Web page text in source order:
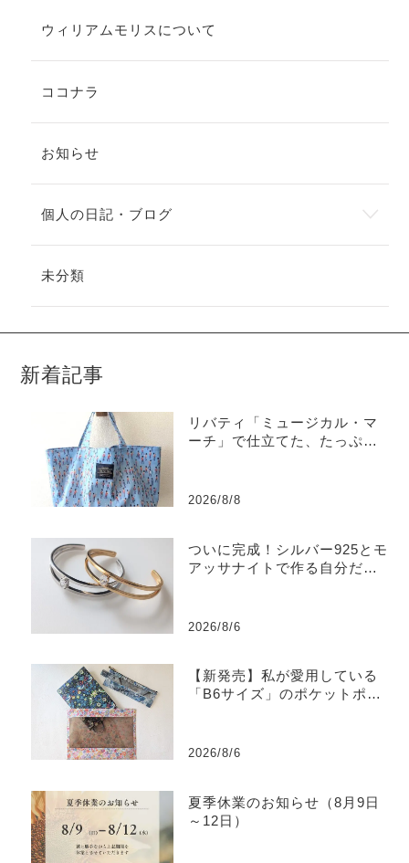
ウィリアムモリスについて
ココナラ
お知らせ
個人の日記・ブログ
未分類
新着記事
リバティ「ミュージカル・マ
ーチ」で仕立てた、たっぷり
2026/8/8
ついに完成！シルバー925とモ
アッサナイトで作る自分だけ
2026/8/6
【新発売】私が愛用している
「B6サイズ」のポケットポー
2026/8/6
夏季休業のお知らせ（8月9日
～12日）